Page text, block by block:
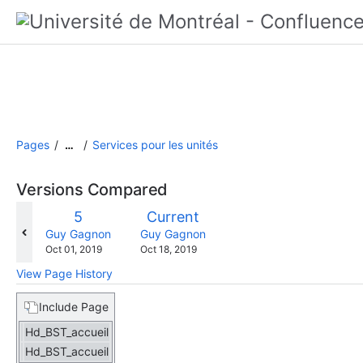
Pages … Services pour les unités
Versions Compared
Old
Version
5
changes.mady.by.user
Guy Gagnon
Saved
Oct 01, 2019
compared
New
Version
Current
changes.mady.by.user
Guy Gagnon
Saved
Oct 18, 2019
View Page History
Include Page
Hd_BST_accueil
Hd_BST_accueil